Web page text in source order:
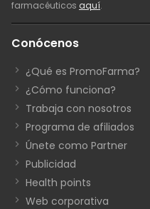
farmacéuticos aquí.
Conócenos
¿Qué es PromoFarma?
¿Cómo funciona?
Trabaja con nosotros
Programa de afiliados
Únete como Partner
Publicidad
Health points
Web corporativa